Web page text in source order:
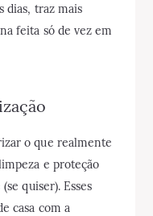
dias, traz mais
feita só de vez em
o que realmente
e proteção
quiser). Esses
casa com a